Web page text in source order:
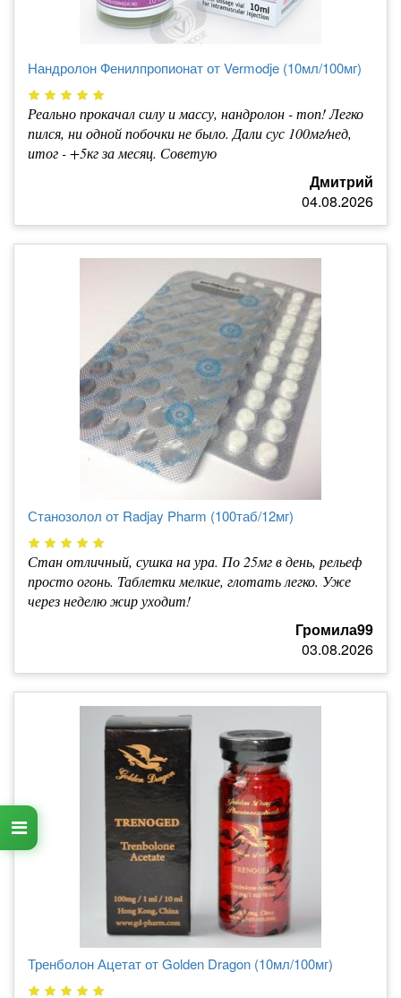
Нандролон Фенилпропионат от Vermodje (10мл/100мг)
Реально прокачал силу и массу, нандролон - топ! Легко
пился, ни одной побочки не было. Дали сус 100мг/нед,
итог - +5кг за месяц. Советую
Дмитрий
04.08.2026
Станозолол от Radjay Pharm (100таб/12мг)
Стан отличный, сушка на ура. По 25мг в день, рельеф
просто огонь. Таблетки мелкие, глотать легко. Уже
через неделю жир уходит!
Громила99
03.08.2026
Тренболон Ацетат от Golden Dragon (10мл/100мг)